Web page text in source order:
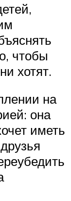
чтобы
хотят.
на
она
иметь